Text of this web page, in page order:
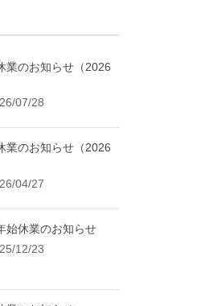
業のお知らせ（2026
07/28
業のお知らせ（2026
04/27
始休業のお知らせ
12/23